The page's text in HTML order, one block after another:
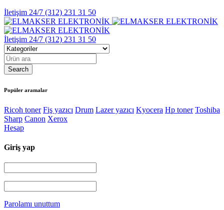
İletişim 24/7 (312) 231 31 50
İletişim 24/7 (312) 231 31 50
Popüler aramalar
Ricoh toner Fiş yazıcı Drum Lazer yazıcı Kyocera Hp toner Toshiba
Sharp Canon Xerox
Hesap
Giriş yap
Parolamı unuttum